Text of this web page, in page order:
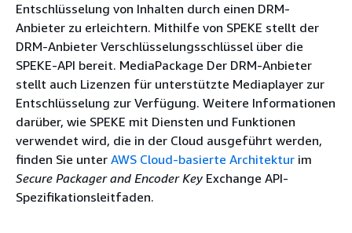
Entschlüsselung von Inhalten durch einen DRM-
Anbieter zu erleichtern. Mithilfe von SPEKE stellt der
DRM-Anbieter Verschlüsselungsschlüssel über die
SPEKE-API bereit. MediaPackage Der DRM-Anbieter
stellt auch Lizenzen für unterstützte Mediaplayer zur
Entschlüsselung zur Verfügung. Weitere Informationen
darüber, wie SPEKE mit Diensten und Funktionen
verwendet wird, die in der Cloud ausgeführt werden,
finden Sie unter AWS Cloud-basierte Architektur im
Secure Packager and Encoder Key Exchange API-
Spezifikationsleitfaden.